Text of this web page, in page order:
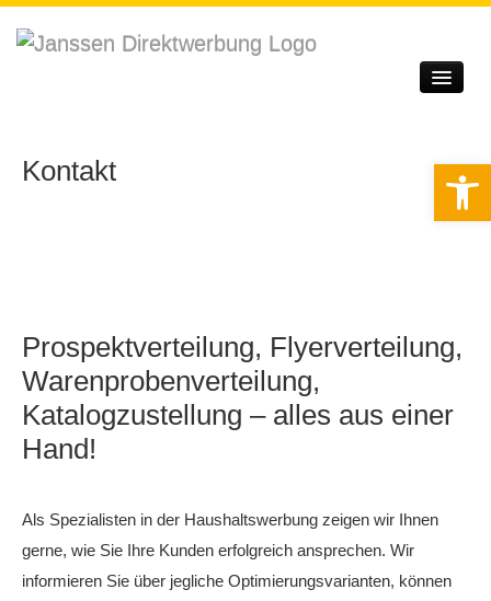
Unternehmen
Kontakt
Login
Kontakt
Prospektverteilung, Flyerverteilung,
Warenprobenverteilung,
Katalogzustellung – alles aus einer
Hand!
Als Spezialisten in der Haushaltswerbung zeigen wir Ihnen
gerne, wie Sie Ihre Kunden erfolgreich ansprechen. Wir
informieren Sie über jegliche Optimierungsvarianten, können